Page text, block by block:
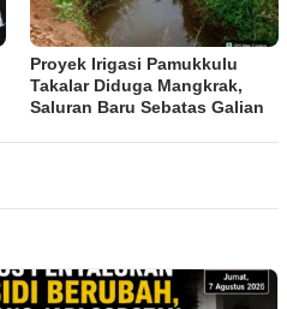
Proyek Irigasi Pamukkulu
Takalar Diduga Mangkrak,
Saluran Baru Sebatas Galian